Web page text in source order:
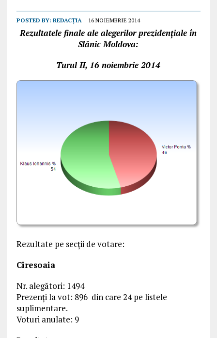
POSTED BY: REDACȚIA 16 NOIEMBRIE 2014
Rezultatele finale ale alegerilor prezidențiale în
Slănic Moldova:
Turul II, 16 noiembrie 2014
Rezultate pe secții de votare:
Ciresoaia
Nr. alegători: 1494
Prezenți la vot: 896 din care 24 pe listele
suplimentare.
Voturi anulate: 9